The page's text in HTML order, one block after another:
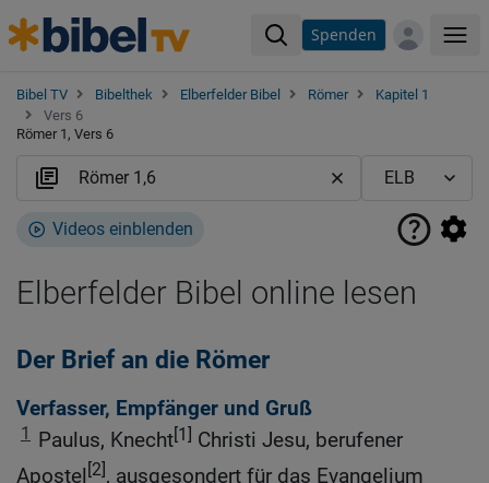
Spenden
Bibel TV Bibelthek Elberfelder Bibel Römer
Kapitel 1
Vers 6
Römer 1, Vers 6
Videos einblenden
Elberfelder Bibel online lesen
Der Brief an die Römer
Verfasser, Empfänger und Gruß
1 Paulus, Knecht[1] Christi Jesu, berufener
Apostel [2], ausgesondert für das Evangelium